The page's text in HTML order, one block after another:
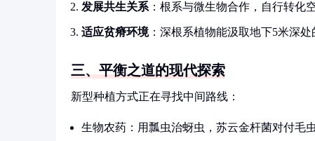
发展共生关系 ：根系与微生物合作，自行转化
适应贫瘠环境：深根系植物能汲取地下5米深处
三、平衡之道的现代探索
新型种植方式正在寻找中间路线：
生物农药：用瓢虫治蚜虫，苏云金杆菌对付毛虫